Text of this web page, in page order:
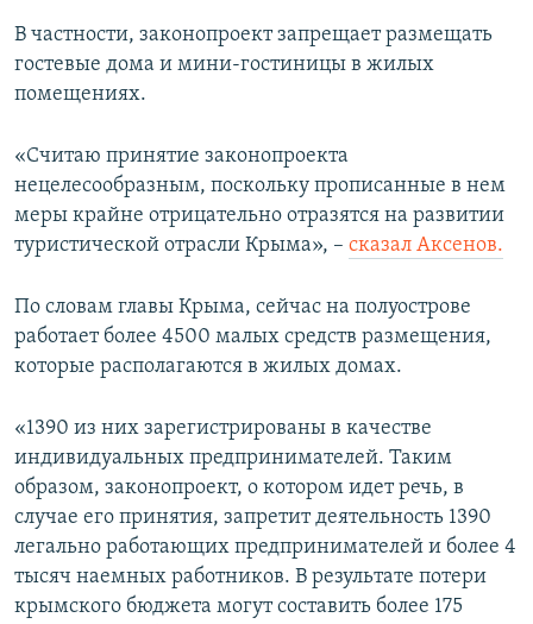
В частности, законопроект запрещает размещать
гостевые дома и мини-гостиницы в жилых
помещениях.
«Считаю принятие законопроекта
нецелесообразным, поскольку прописанные в нем
меры крайне отрицательно отразятся на развитии
туристической отрасли Крыма», – сказал Аксенов.
По словам главы Крыма, сейчас на полуострове
работает более 4500 малых средств размещения,
которые располагаются в жилых домах.
«1390 из них зарегистрированы в качестве
индивидуальных предпринимателей. Таким
образом, законопроект, о котором идет речь, в
случае его принятия, запретит деятельность 1390
легально работающих предпринимателей и более 4
тысяч наемных работников. В результате потери
крымского бюджета могут составить более 175